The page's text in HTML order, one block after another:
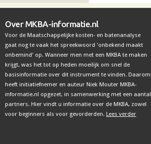
Over MKBA-informatie.nl
Voor de Maatschappelijke kosten- en batenanalyse
gaat nog te vaak het spreekwoord 'onbekend maakt
onbemind' op. Wanneer men met een MKBA te maken
krijgt, was het tot op heden moeilijk om snel de
basisinformatie over dit instrument te vinden. Daarom
heeft initiatiefnemer en auteur Niek Mouter MKBA-
informatie.nl opgezet, in samenwerking met een aantal
partners. Hier vindt u informatie over de MKBA, zowel
voor beginners als voor gevorderden. Lees verder